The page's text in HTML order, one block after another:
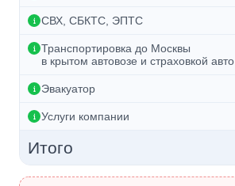
СВХ, СБКТС, ЭПТС
Транспортировка до Москвы
в крытом автовозе и страховкой авто
Эвакуатор
Услуги компании
Итого